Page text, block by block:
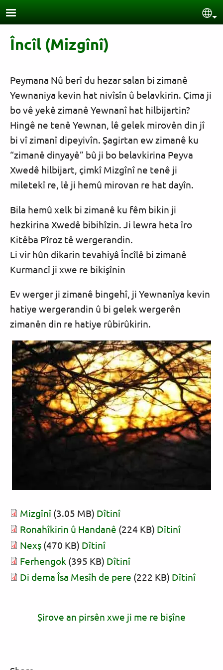
Skip to main content
Încîl (Mizgînî)
Peymana Nû berî du hezar salan bi zimanê
Yewnaniya kevin hat nivîsîn û belavkirin. Çima ji
bo vê yekê zimanê Yewnanî hat hilbijartin?
Hingê ne tenê Yewnan, lê gelek mirovên din jî
bi vî zimanî dipeyivîn. Şagirtan ew zimanê ku
“zimanê dinyayê” bû ji bo belavkirina Peyva
Xwedê hilbijart, çimkî Mizgînî ne tenê ji
miletekî re, lê ji hemû mirovan re hat dayîn.
Bila hemû xelk bi zimanê ku fêm bikin ji
hezkirina Xwedê bibihîzin. Ji lewra heta îro
Kitêba Pîroz tê wergerandin.
Li vir hûn dikarin tevahiyâ Încîlê bi zimanê
Kurmancî ji xwe re bikişînin
Ev werger ji zimanê bingehî, ji Yewnanîya kevin
hatiye wergerandin û bi gelek wergerên
zimanên din re hatiye rûbirûkirin.
Mizgînî (3.05 MB) Dîtinî
Ronahîkirin û Handanê (224 KB) Dîtinî
Nexş (470 KB) Dîtinî
Ferhengok (395 KB) Dîtinî
Di dema Îsa Mesîh de pere (222 KB) Dîtinî
Şirove an pirsên xwe ji me re bişîne